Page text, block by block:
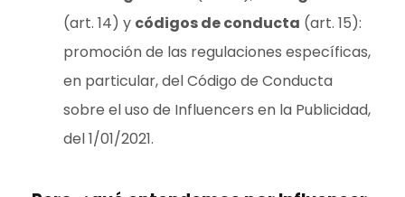
(art. 14) y códigos de conducta (art. 15):
promoción de las regulaciones específicas,
en particular, del Código de Conducta
sobre el uso de Influencers en la Publicidad,
del 1/01/2021.